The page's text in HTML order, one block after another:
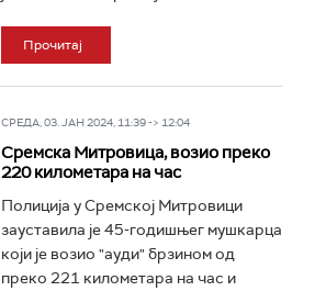
Прочитај
СРЕДА, 03. ЈАН 2024, 11:39 -> 12:04
Сремска Митровица, возио преко
220 километара на час
Полиција у Сремској Митровици
зауставила је 45-годишњег мушкарца
који је возио "ауди" брзином од
преко 221 километара на час и